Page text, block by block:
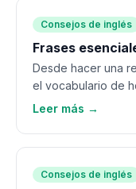
Consejos de inglés
Frases
Desde hacer una
el vocabulario de
Leer más →
Consejos de inglés